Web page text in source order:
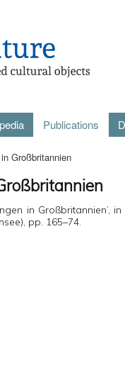
Publications
Großbritannien
in Großbritannien’,
pp. 165–74.